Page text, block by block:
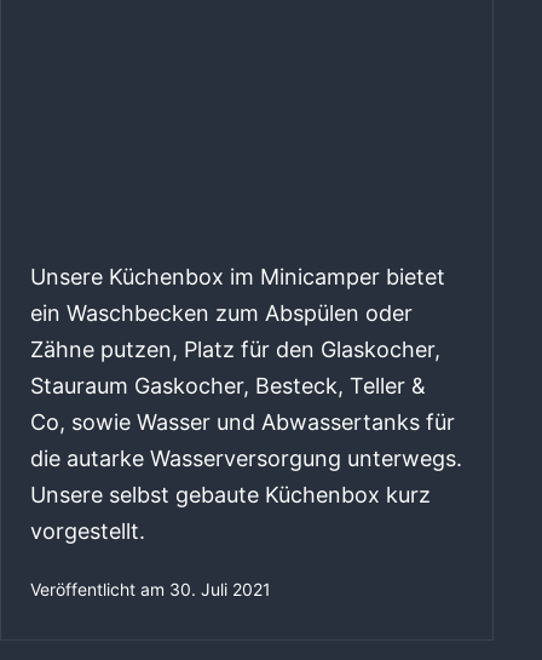
Unsere Küchenbox im Minicamper bietet
ein Waschbecken zum Abspülen oder
Zähne putzen, Platz für den Glaskocher,
Stauraum Gaskocher, Besteck, Teller &
Co, sowie Wasser und Abwassertanks für
die autarke Wasserversorgung unterwegs.
Unsere selbst gebaute Küchenbox kurz
vorgestellt.
Veröffentlicht am 30. Juli 2021